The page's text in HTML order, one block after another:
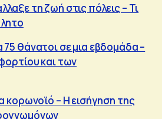
τη ζωή στις πόλεις – Τι
θάνατοι σε μια εβδομάδα –
και των
κορωνοϊό – Η εισήγηση της